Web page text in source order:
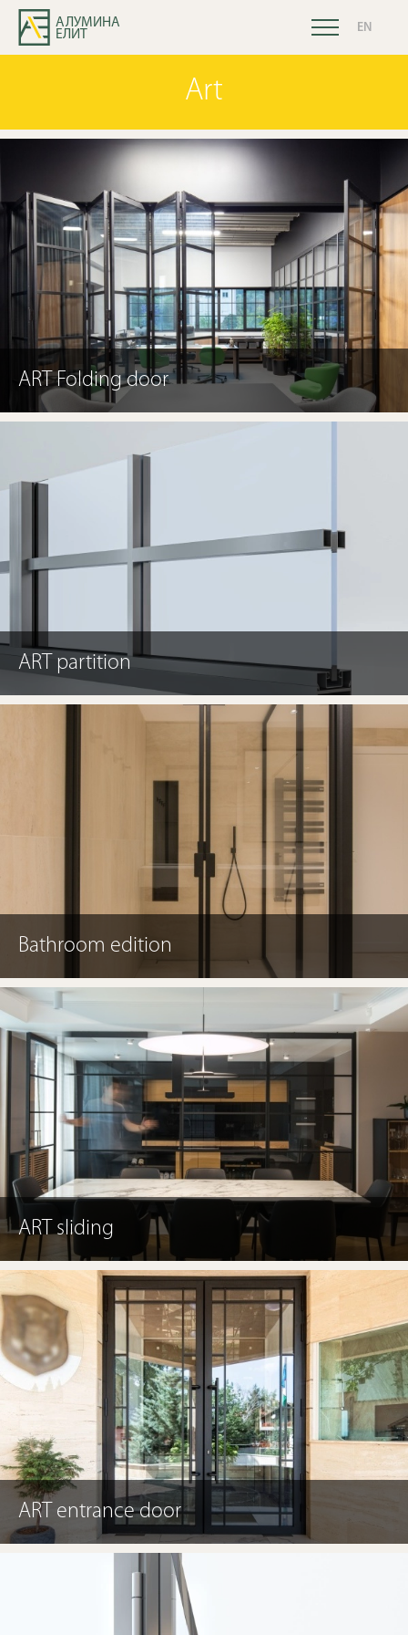
АЛУМИНА
ЕЛИТ EN
Art
ART Folding door
ART partition
Bathroom edition
ART sliding
ART entrance door